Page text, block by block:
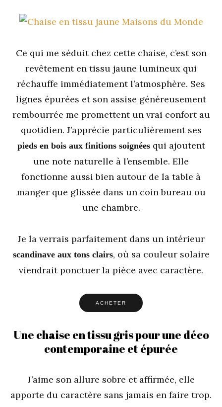
Ce qui me séduit chez cette chaise, c’est son
revêtement en tissu jaune lumineux qui
réchauffe immédiatement l’atmosphère. Ses
lignes épurées et son assise généreusement
rembourrée me promettent un vrai confort au
quotidien. J’apprécie particulièrement ses
pieds en bois aux finitions soignéesqui ajoutent
une note naturelle à l’ensemble. Elle
fonctionne aussi bien autour de la table à
manger que glissée dans un coin bureau ou
une chambre.
Je la verrais parfaitement dans un intérieur
scandinave aux tons clairs, où sa couleur solaire
viendrait ponctuer la pièce avec caractère.
ACHETER
Une chaise en tissu gris pour une déco
contemporaine et épurée
J’aime son allure sobre et affirmée, elle
apporte du caractère sans jamais en faire trop.